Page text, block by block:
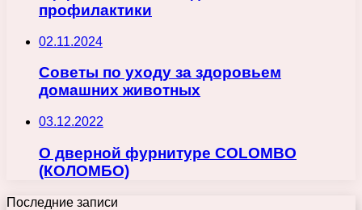
профилактики
02.11.2024
Советы по уходу за здоровьем
домашних животных
03.12.2022
О дверной фурнитуре COLOMBO
(КОЛОМБО)
Последние записи